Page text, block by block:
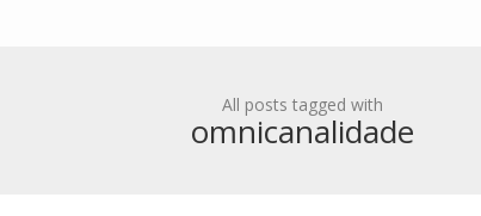
All posts tagged with
omnicanalidade